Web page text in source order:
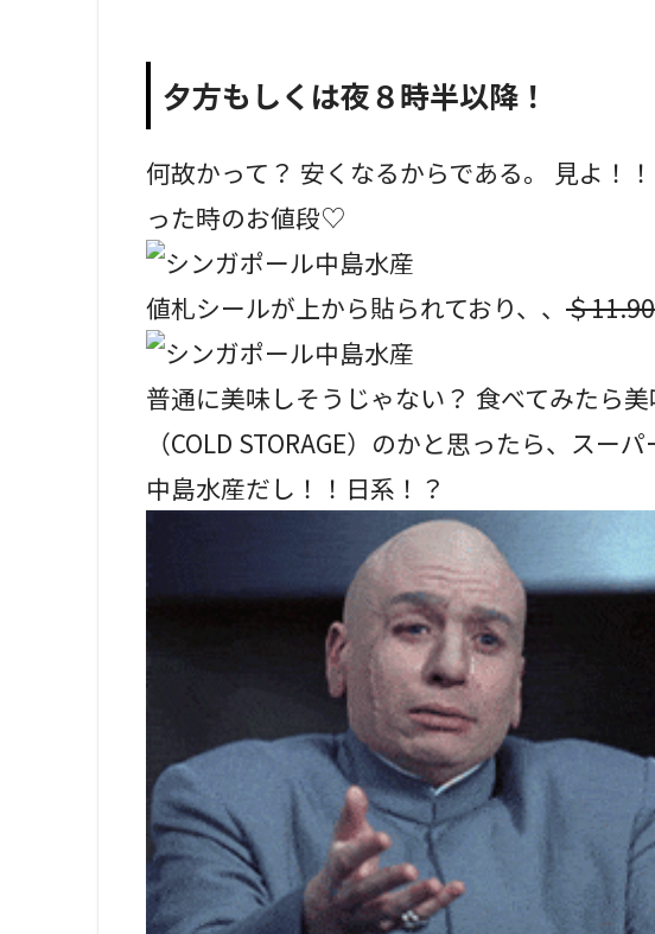
夕方もしくは夜８時半以降！
何故かって？ 安くなるからである。 見よ！
った時のお値段♡
値札シールが上から貼られており、、 ＄11.90
普通に美味しそうじゃない？ 食べてみたら
（COLD STORAGE）のかと思ったら、スー
中島水産だし！！日系！？